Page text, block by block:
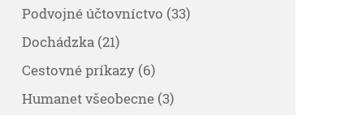
Podvojné účtovníctvo (33)
Dochádzka (21)
Cestovné príkazy (6)
Humanet všeobecne (3)